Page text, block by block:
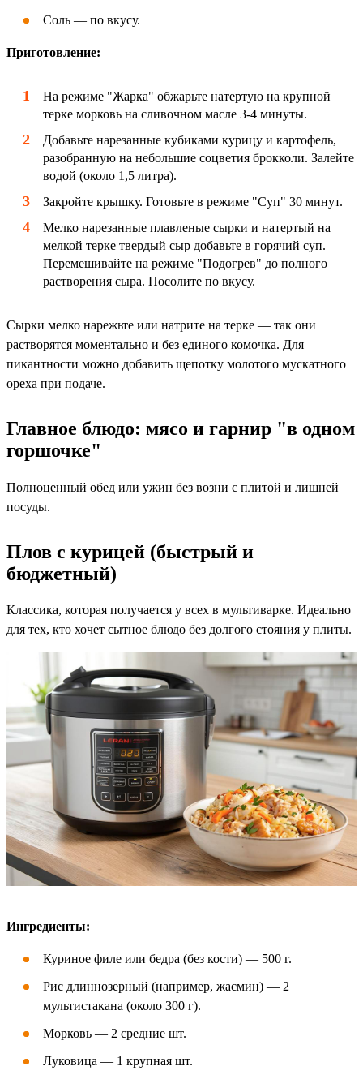
Соль — по вкусу.
Приготовление:
На режиме "Жарка" обжарьте натертую на крупной
терке морковь на сливочном масле 3-4 минуты.
Добавьте нарезанные кубиками курицу и картофель,
разобранную на небольшие соцветия брокколи. Залейте
водой (около 1,5 литра).
Закройте крышку. Готовьте в режиме "Суп" 30 минут.
Мелко нарезанные плавленые сырки и натертый на
мелкой терке твердый сыр добавьте в горячий суп.
Перемешивайте на режиме "Подогрев" до полного
растворения сыра. Посолите по вкусу.
Сырки мелко нарежьте или натрите на терке — так они
растворятся моментально и без единого комочка. Для
пикантности можно добавить щепотку молотого мускатного
ореха при подаче.
Главное блюдо: мясо и гарнир "в одном
горшочке"
Полноценный обед или ужин без возни с плитой и лишней
посуды.
Плов с курицей (быстрый и
бюджетный)
Классика, которая получается у всех в мультиварке. Идеально
для тех, кто хочет сытное блюдо без долгого стояния у плиты.
Ингредиенты:
Куриное филе или бедра (без кости) — 500 г.
Рис длиннозерный (например, жасмин) — 2
мультистакана (около 300 г).
Морковь — 2 средние шт.
Луковица — 1 крупная шт.